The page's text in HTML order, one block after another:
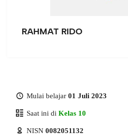
RAHMAT RIDO
Mulai belajar 01 Juli 2023
Saat ini di Kelas 10
NISN 0082051132